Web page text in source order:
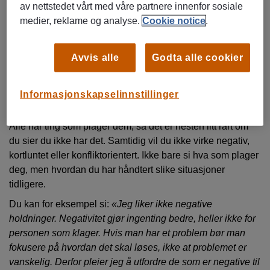
er en kjapp problemløser eller en dyktig leder? Eller er det
Alle har ting som plager dem, så det er nesten litt rart om
du sier du ikke har det. Samtidig vil du ikke virke negativ,
kortluntet eller konfliktorientert. Ikke bare si hva som plager
deg, men hvordan du har håndtert slike situasjoner
tidligere.
Du kan for eksempel si: «Jeg liker ikke negative
holdninger. Negativitet gjør ingenting bedre, heller ikke for
personen som klager. Hvis man har et problem bør man
fokusere på hvordan det skal løses, ikke at problemet er
vanskelig. Derfor pleier jeg å utfordre de som er negative til
av nettstedet vårt med våre partnere innenfor sosiale
medier, reklame og analyse.Cookie notice.
Informasjonskapselinnstillinger
Avvis alle Godta alle cookier